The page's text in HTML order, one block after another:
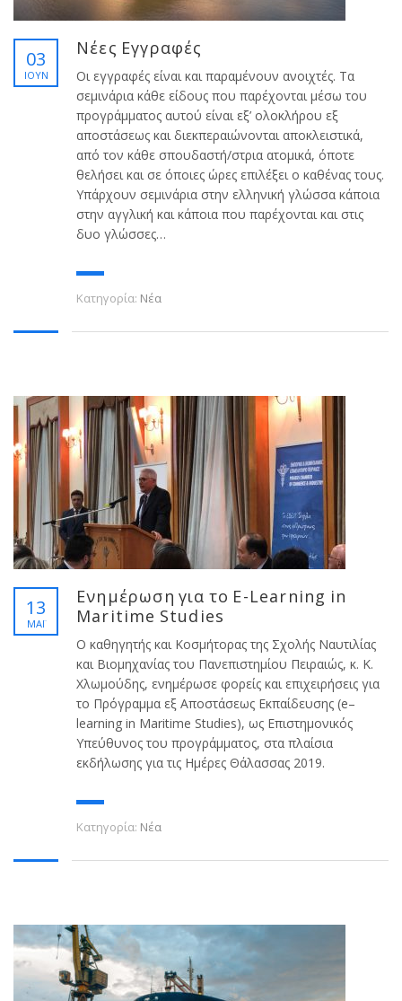
03
ΙΟΎΝ
Νέες Εγγραφές
Οι εγγραφές είναι και παραμένουν ανοιχτές. Τα
σεμινάρια κάθε είδους που παρέχονται μέσω του
προγράμματος αυτού είναι εξ’ ολοκλήρου εξ
αποστάσεως και διεκπεραιώνονται αποκλειστικά,
από τον κάθε σπουδαστή/στρια ατομικά, όποτε
θελήσει και σε όποιες ώρες επιλέξει ο καθένας τους.
Υπάρχουν σεμινάρια στην ελληνική γλώσσα κάποια
στην αγγλική και κάποια που παρέχονται και στις
δυο γλώσσες…
Κατηγορία: Νέα
13
ΜΑΪ́
Ενημέρωση για το E-Learning in
Maritime Studies
Ο καθηγητής και Κοσμήτορας της Σχολής Ναυτιλίας
και Βιομηχανίας του Πανεπιστημίου Πειραιώς, κ. Κ.
Χλωμούδης, ενημέρωσε φορείς και επιχειρήσεις για
το Πρόγραμμα εξ Αποστάσεως Εκπαίδευσης (e–
learning in Maritime Studies), ως Επιστημονικός
Υπεύθυνος του προγράμματος, στα πλαίσια
εκδήλωσης για τις Ημέρες Θάλασσας 2019.
Κατηγορία: Νέα